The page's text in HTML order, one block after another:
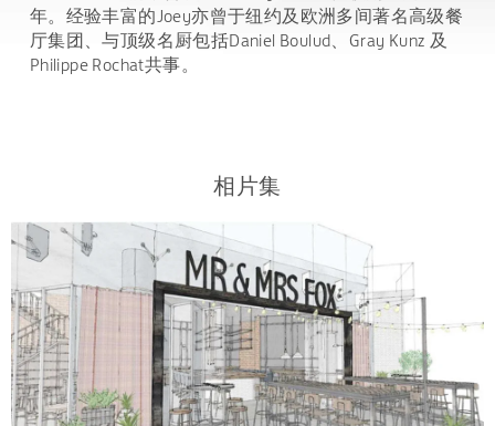
年。经验丰富的Joey亦曾于纽约及欧洲多间著名高级餐
厅集团、与顶级名厨包括Daniel Boulud、Gray Kunz 及
Philippe Rochat共事。
相片集